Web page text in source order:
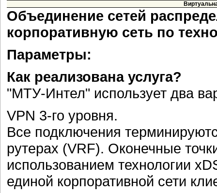
Объединение сетей
корпоративную сеть по
Параметры:
Как реализована услуга?
"МТУ-Интел" использует два
VPN 3-го уровня.
Все подключения
рутерах (VRF). Оконечные
использованием технологии
единой корпоративной сети